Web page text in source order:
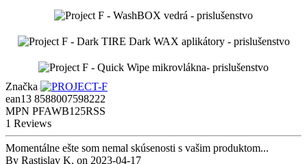
Značka
ean13 8588007598222
MPN PFAWB125RSS
1 Reviews
Momentálne ešte som nemal skúsenosti s vašim produktom...
By Rastislav K. on 2023-04-17